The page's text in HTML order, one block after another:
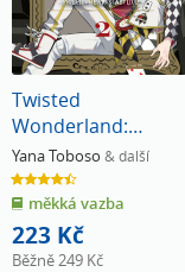
Twisted
Wonderland:
Příběh z
Heartslabyulu 2
Yana Toboso & další
4.5
z
5
hvězdiček
měkká vazba
223 Kč
Běžně249 Kč